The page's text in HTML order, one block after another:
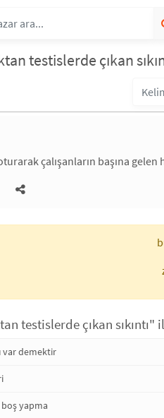
testislerde çıkan
çalışanların başına
testislerde çıkan sıkıntı"
var demektir
boş yapma